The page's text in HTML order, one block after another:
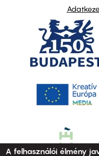
A felhasználói élmény